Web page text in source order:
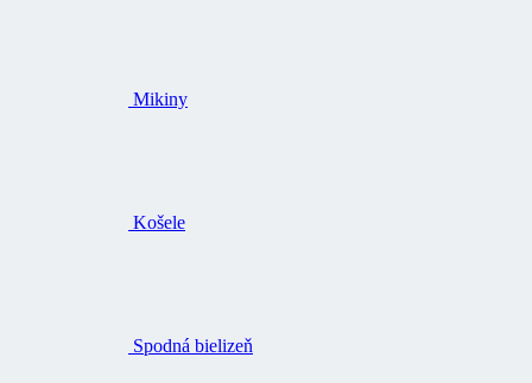
Mikiny
Košele
Spodná bielizeň